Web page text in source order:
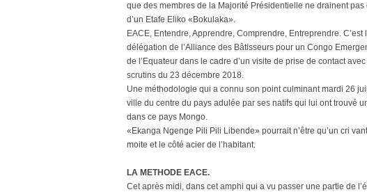
que des membres de la Majorité Présidentielle ne drainent
d’un Etafe Eliko «Bokulaka».
EACE, Entendre, Apprendre, Comprendre, Entreprendre.
délégation de l’Alliance des Bâtisseurs pour un Congo
de l’Equateur dans le cadre d’un visite de prise de contact
scrutins du 23 décembre 2018.
Une méthodologie qui a connu son point culminant mardi 26
ville du centre du pays adulée par ses natifs qui lui ont trouvé
dans ce pays Mongo.
«Ekanga Ngenge Pili Pili Libende» pourrait n’être qu’un cri
moite et le côté acier de l’habitant.
LA METHODE EACE.
Cet après midi, dans cet amphi qui a vu passer une partie de